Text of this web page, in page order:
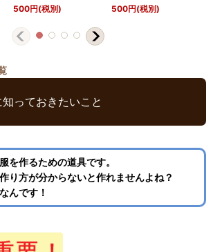
500円(税別)
500円(税別)
っておきたいこと
を作るための道具です。
り方が分からないと作れませんよね？
んです！